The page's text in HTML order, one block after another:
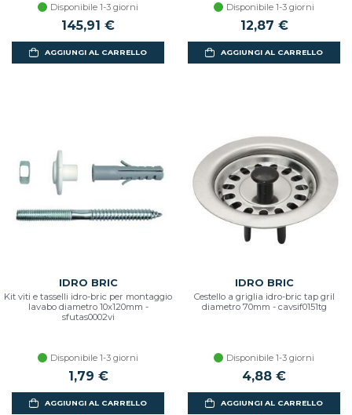
Disponibile 1-3 giorni
145,91 €
AGGIUNGI AL CARRELLO
Disponibile 1-3 giorni
12,87 €
AGGIUNGI AL CARRELLO
IDRO BRIC
Kit viti e tasselli idro-bric per montaggio
lavabo diametro 10x120mm -
sfutas0002vi
Disponibile 1-3 giorni
1,79 €
AGGIUNGI AL CARRELLO
IDRO BRIC
Cestello a griglia idro-bric tap gril
diametro 70mm - cavsif0151tg
Disponibile 1-3 giorni
4,88 €
AGGIUNGI AL CARRELLO